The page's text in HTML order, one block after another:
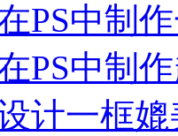
PS中制
PS中制
计一框